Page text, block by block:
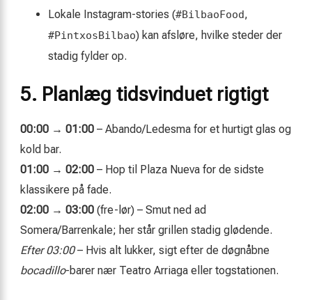
Lokale Instagram-stories (#BilbaoFood,
#PintxosBilbao) kan afsløre, hvilke steder der
stadig fylder op.
5. Planlæg tidsvinduet rigtigt
00:00 → 01:00 – Abando/Ledesma for et hurtigt glas og
kold bar.
01:00 → 02:00 – Hop til Plaza Nueva for de sidste
klassikere på fade.
02:00 → 03:00 (fre-lør) – Smut ned ad
Somera/Barrenkale; her står grillen stadig glødende.
Efter 03:00– Hvis alt lukker, sigt efter de døgnåbne
bocadillo-barer nær Teatro Arriaga eller togstationen.